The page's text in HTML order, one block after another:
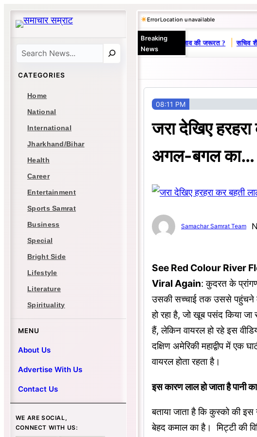
Skip
Search
CATEGORIES
Home
National
International
Jharkhand/Bihar
Health
Career
Entertainment
Sports Samrat
Business
Special
Bright Side
Lifestyle
Literature
Spirituality
MENU
About Us
Advertise With Us
Contact Us
WE ARE SOCIAL,
CONNECT WITH US:
ErrorLocation unavailable
Breaking
News
से एकछत्र मनोज-विनय राज : जानें क्यों है धनबाद क्रिकेट संघ में बदलाव की जरूरत ? | सचिव
08:11 PM
जरा देखिए
अगल-बगल का…
Samachar Samrat Team
See Red Colour River
Viral Again: कुदरत के
उसकी सच्चाई तक उससे पहुंचने
हो रहा है, जो खूब पसंद किया
हैं, लेकिन वायरल हो रहे इस
दक्षिण अमेरिकी महाद्वीप में एक
वायरल होता रहता है।
इस कारण लाल हो जाता है पानी
बताया जाता है कि कुस्को की
बेहद कमाल का है। मिट्टी की